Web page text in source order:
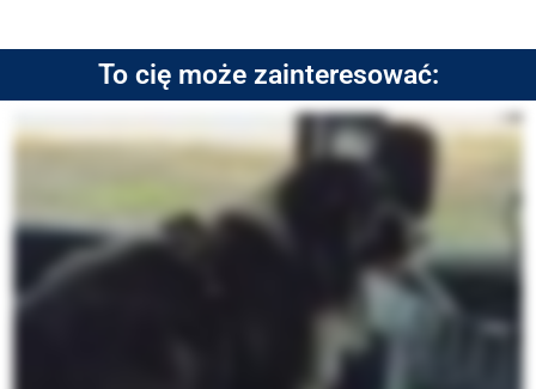
To cię może zainteresować: